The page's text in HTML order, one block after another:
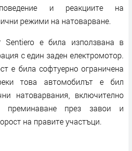
поведение и реакциите на
режими на натоварване.
е била използвана в
с един заден електромотор.
е била софтуерно ограничена
това автомобилът е бил
натоварвания, включително
преминаване през завои и
на правите участъци.